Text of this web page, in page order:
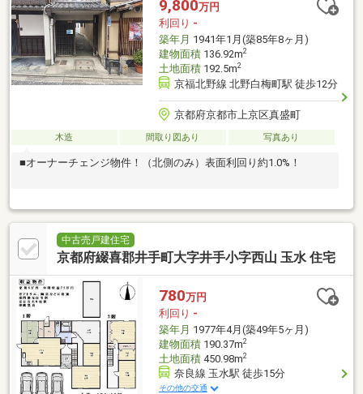
9,800万円
利回り -
築年月 1941年1月(築85年8ヶ月)
建物面積136.92m2
土地面積192.5m2
京福北野線 北野白梅町駅 徒歩12分
京都府京都市上京区真盛町
木造 間取り図あり 写真あり
■オーナーチェンジ物件！（北側のみ）表面利回り約1.0%！
中古売戸建住宅
京都府綴喜郡井手町大字井手小字西山 玉水 住宅
780万円
利回り -
築年月 1977年4月(築49年5ヶ月)
建物面積190.37m2
土地面積450.98m2
奈良線 玉水駅 徒歩15分
その他の交通